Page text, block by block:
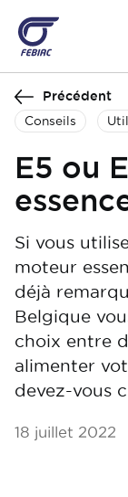
contenu
principal
Précédent
Conseils
E5 ou
Si vous
moteur
déjà
Belgique
choix entre
alimenter
devez-vous
18 juillet 2022